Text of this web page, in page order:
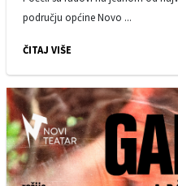
području općine Novo ...
ČITAJ VIŠE